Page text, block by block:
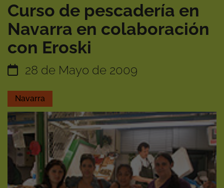
Curso de pescadería en
Navarra en colaboración
con Eroski
28 de Mayo de 2009
Navarra